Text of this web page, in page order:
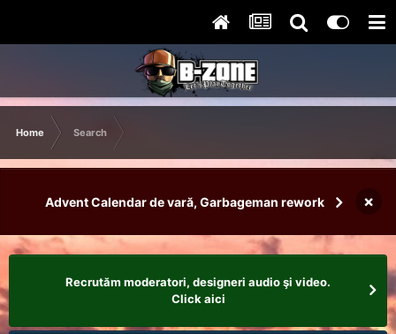
Home Search
Advent Calendar de vară, Garbageman rework ×
Recrutăm moderatori, designeri audio şi video.
Click aici